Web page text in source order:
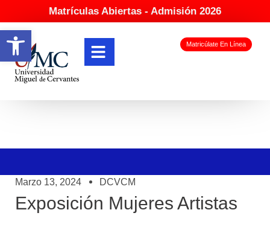
Abrir barra de herramientas
Matrículas Abiertas - Admisión 2026
Matricúlate En Línea
Marzo 13, 2024 DCVCM
Exposición Mujeres Artistas